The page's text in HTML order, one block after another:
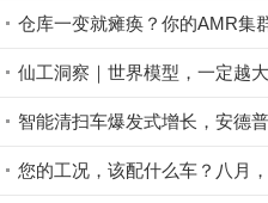
仓库一变就瘫痪？你的AMR集
仙工洞察｜世界模型，一定越
您的工况，该配什么车？八月